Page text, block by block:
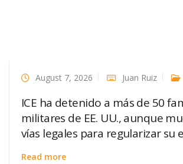
August 7, 2026 Juan Ruiz
ICE ha detenido a más de 50
militares de EE. UU., aunque
vías legales para regularizar su
Read more